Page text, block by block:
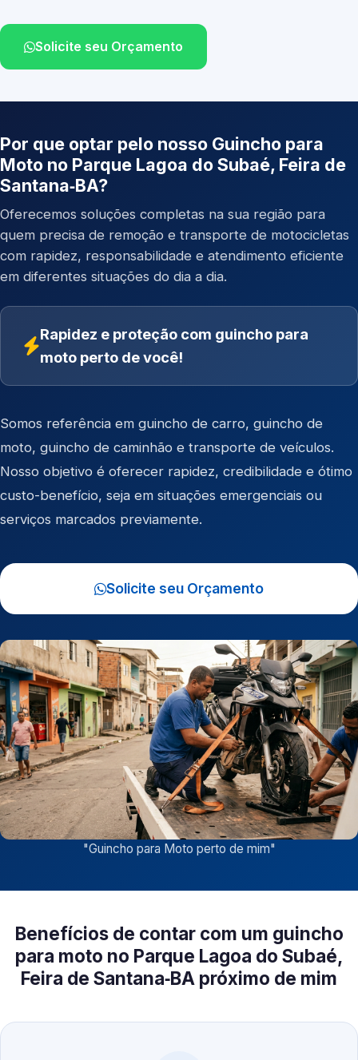
Solicite seu Orçamento
Por que optar pelo nosso Guincho para
Moto no Parque Lagoa do Subaé, Feira de
Santana‑BA?
Oferecemos soluções completas na sua região para
quem precisa de remoção e transporte de motocicletas
com rapidez, responsabilidade e atendimento eficiente
em diferentes situações do dia a dia.
Rapidez e proteção com guincho para
moto perto de você!
Somos referência em guincho de carro, guincho de
moto, guincho de caminhão e transporte de veículos.
Nosso objetivo é oferecer rapidez, credibilidade e ótimo
custo-benefício, seja em situações emergenciais ou
serviços marcados previamente.
Solicite seu Orçamento
"Guincho para Moto perto de mim"
Benefícios de contar com um guincho
para moto no Parque Lagoa do Subaé,
Feira de Santana‑BA próximo de mim